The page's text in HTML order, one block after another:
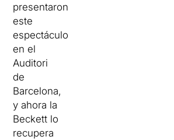
presentaron
este
espectáculo
en el
Auditori
de
Barcelona,
y ahora la
Beckett lo
recupera